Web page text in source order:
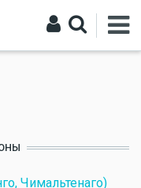
Чимальтенаго)